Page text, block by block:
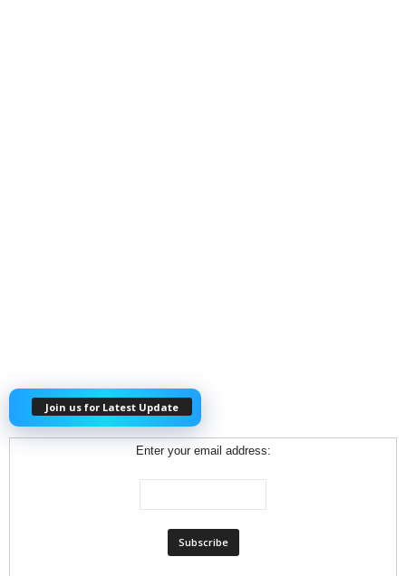
Join us for Latest Update
Enter your email address: